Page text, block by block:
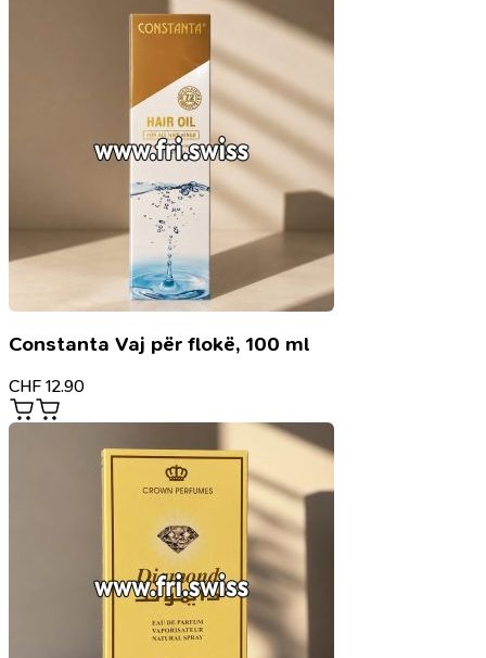
Constanta Vaj për flokë, 100 ml
CHF 12.90